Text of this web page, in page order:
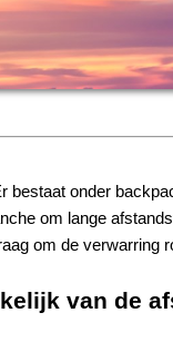
bestaat onder
om lange
om de verwarring
van de